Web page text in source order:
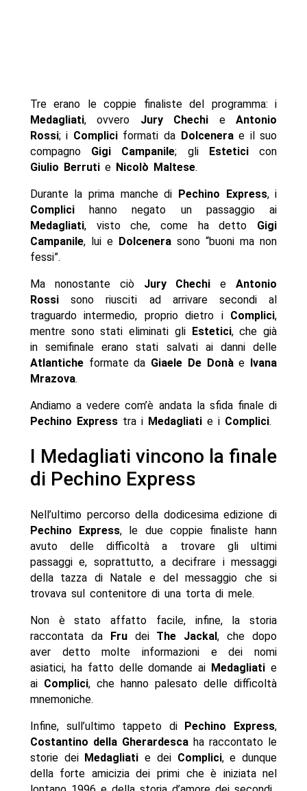
Tre erano le coppie finaliste del programma: i
Medagliati, ovvero Jury Chechi eAntonio
Rossi; i Complici formati da Dolcenerae il suo
compagnoGigi Campanile; gliEsteticicon
Giulio Berrutie Nicolò Maltese.
Durante la prima manche di Pechino Express, i
Complicihanno negato un passaggio ai
Medagliati, visto che, come ha detto Gigi
Campanile, lui e Dolcenerasono “buoni ma non
fessi”.
Ma nonostante ciòJury Chechi eAntonio
Rossisono riusciti ad arrivare secondi al
traguardo intermedio, proprio dietro i Complici,
mentre sono stati eliminati gliEstetici, che già
in semifinale erano stati salvati ai danni delle
Atlantiche formate da Giaele De Donàe Ivana
Mrazova.
Andiamo a vedere com’è andata la sfida finale di
Pechino Express tra i Medagliati e i Complici.
I Medagliati vincono la finale
di Pechino Express
Nell’ultimo percorso della dodicesima edizione di
Pechino Express, le due coppie finaliste hann
avuto delle difficoltà a trovare gli ultimi
passaggi e, soprattutto, a decifrare i messaggi
della tazza di Natale e del messaggio che si
trovava sul contenitore di una torta di mele.
Non è stato affatto facile, infine, la storia
raccontata da Frudei The Jackal, che dopo
aver detto molte informazioni e dei nomi
asiatici, ha fatto delle domande ai Medagliatie
aiComplici, che hanno palesato delle difficoltà
mnemoniche.
Infine, sull’ultimo tappeto di Pechino Express,
Costantino della Gherardescaha raccontato le
storie dei Medagliatie dei Complici, e dunque
della forte amicizia dei primi che è iniziata nel